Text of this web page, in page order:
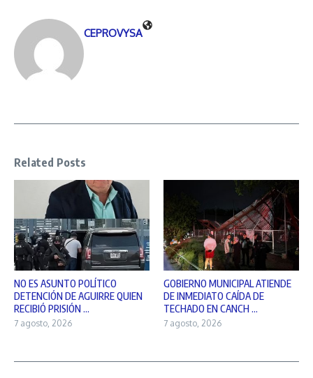
CEPROVYSA
Related Posts
NO ES ASUNTO POLÍTICO
DETENCIÓN DE AGUIRRE QUIEN
RECIBIÓ PRISIÓN ...
7 agosto, 2026
GOBIERNO MUNICIPAL ATIENDE
DE INMEDIATO CAÍDA DE
TECHADO EN CANCH ...
7 agosto, 2026